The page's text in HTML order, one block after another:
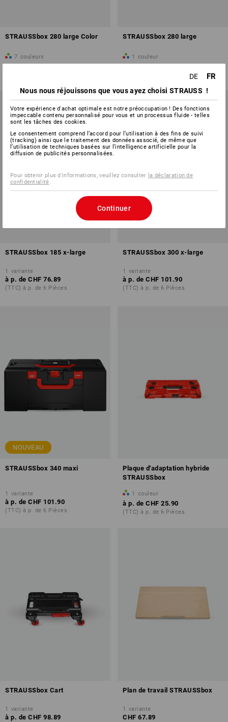
STRAUSSbox 280 large Color
7 couleurs
STRAUSSbox 280 large
1 couleur
STRAUSSbox 185 x-large
1 variante
à p. de CHF 76.89
(TTC) à p. de 6 Pièces
STRAUSSbox 300 x-large
1 variante
à p. de CHF 101.90
(TTC) à p. de 6 Pièces
NOUVEAU
STRAUSSbox 340 maxi
1 variante
à p. de CHF 101.90
(TTC) à p. de 6 Pièces
Plaque d'adaptation hybride
STRAUSSbox
1 couleur
à p. de CHF 25.90
(TTC) à p. de 6 Pièces
STRAUSSbox Cart
1 variante
à p. de CHF 98.89
Plan de travail STRAUSSbox
1 variante
CHF 67.89
DE FR
Nous nous réjouissons que vous ayez choisi STRAUSS !
Votre expérience d'achat optimale est notre préoccupation ! Des fonctions
impeccable contenu personnalisé pour vous et un processus fluide - telles
sont les tâches des cookies.
Le consentement comprend l’accord pour l’utilisation à des fins de suivi
(tracking) ainsi que le traitement des données associé, de même que
l’utilisation de techniques basées sur l’intelligence artificielle pour la
diffusion de publicités personnalisées.
Pour obtenir plus d'informations, veuillez consulter la déclaration de
confidentialité
Continuer